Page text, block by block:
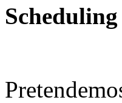
Scheduling